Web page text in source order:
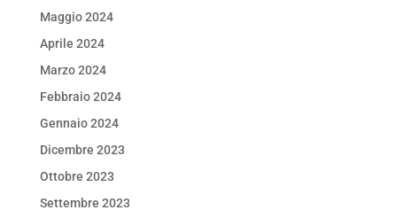
Maggio 2024
Aprile 2024
Marzo 2024
Febbraio 2024
Gennaio 2024
Dicembre 2023
Ottobre 2023
Settembre 2023